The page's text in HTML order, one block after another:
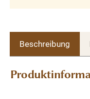
Beschreibung